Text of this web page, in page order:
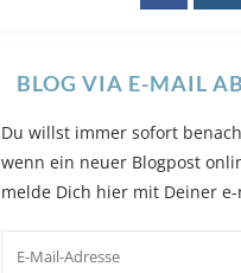
BLOG VIA E-MAIL
Du willst immer sofort
wenn ein neuer Blogpost
melde Dich hier mit Deiner